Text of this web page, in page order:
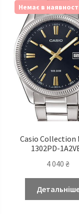
Немає в
Casio Сollection
1302PD-
4 040₴